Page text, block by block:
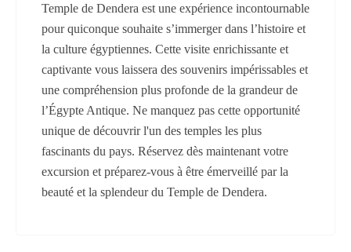
Temple de Dendera est une expérience incontournable
pour quiconque souhaite s’immerger dans l’histoire et
la culture égyptiennes. Cette visite enrichissante et
captivante vous laissera des souvenirs impérissables et
une compréhension plus profonde de la grandeur de
l’Égypte Antique. Ne manquez pas cette opportunité
unique de découvrir l'un des temples les plus
fascinants du pays. Réservez dès maintenant votre
excursion et préparez-vous à être émerveillé par la
beauté et la splendeur du Temple de Dendera.